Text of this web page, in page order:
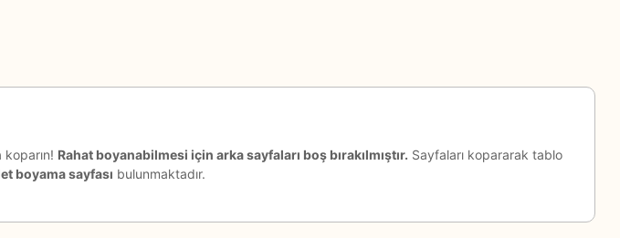
Rahat boyanabilmesi için arka sayfaları boş bırakılmıştır. Sayfaları kopararak tablo
boyama sayfası bulunmaktadır.